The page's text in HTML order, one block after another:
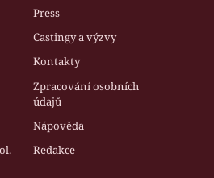
Press
Castingy a výzvy
Kontakty
Zpracování osobních
údajů
Nápověda
Redakce